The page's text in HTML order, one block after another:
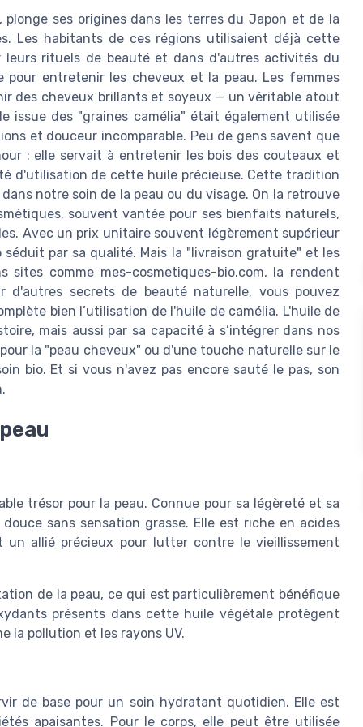
plonge ses origines dans les terres du Japon et de la
Les habitants de ces régions utilisaient déjà cette
rituels de beauté et dans d'autres activités du
pour entretenir les cheveux et la peau. Les femmes
des cheveux brillants et soyeux — un véritable atout
issue des "graines camélia" était également utilisée
et douceur incomparable. Peu de gens savent que
: elle servait à entretenir les bois des couteaux et
d'utilisation de cette huile précieuse. Cette tradition
notre soin de la peau ou du visage. On la retrouve
souvent vantée pour ses bienfaits naturels,
Avec un prix unitaire souvent légèrement supérieur
par sa qualité. Mais la "livraison gratuite" et les
comme mes-cosmetiques-bio.com, la rendent
secrets de beauté naturelle, vous pouvez
bien l’utilisation de l'huile de camélia. L'huile de
mais aussi par sa capacité à s’intégrer dans nos
la "peau cheveux" ou d'une touche naturelle sur le
bio. Et si vous n'avez pas encore sauté le pas, son
trésor pour la peau. Connue pour sa légèreté et sa
sans sensation grasse. Elle est riche en acides
allié précieux pour lutter contre le vieillissement
de la peau, ce qui est particulièrement bénéfique
présents dans cette huile végétale protègent
la pollution et les rayons UV.
de base pour un soin hydratant quotidien. Elle est
apaisantes. Pour le corps, elle peut être utilisée